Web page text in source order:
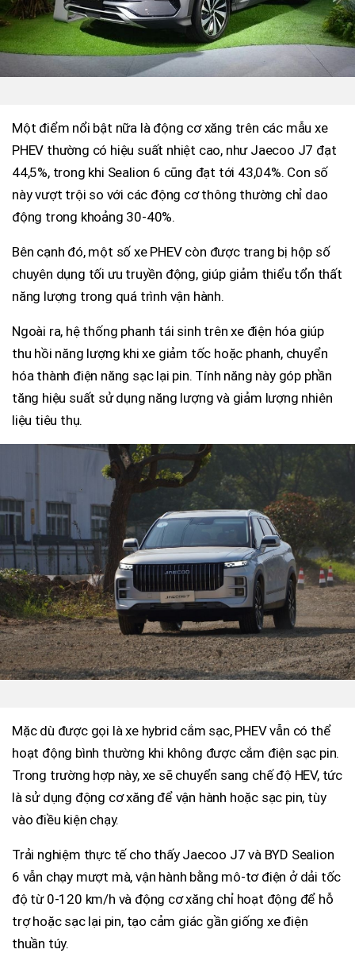
Một điểm nổi bật nữa là động cơ xăng trên các mẫu xe
PHEV thường có hiệu suất nhiệt cao, như Jaecoo J7 đạt
44,5%, trong khi Sealion 6 cũng đạt tới 43,04%. Con số
này vượt trội so với các động cơ thông thường chỉ dao
động trong khoảng 30-40%.
Bên cạnh đó, một số xe PHEV còn được trang bị hộp số
chuyên dụng tối ưu truyền động, giúp giảm thiểu tổn thất
năng lượng trong quá trình vận hành.
Ngoài ra, hệ thống phanh tái sinh trên xe điện hóa giúp
thu hồi năng lượng khi xe giảm tốc hoặc phanh, chuyển
hóa thành điện năng sạc lại pin. Tính năng này góp phần
tăng hiệu suất sử dụng năng lượng và giảm lượng nhiên
liệu tiêu thụ.
Mặc dù được gọi là xe hybrid cắm sạc, PHEV vẫn có thể
hoạt động bình thường khi không được cắm điện sạc pin.
Trong trường hợp này, xe sẽ chuyển sang chế độ HEV, tức
là sử dụng động cơ xăng để vận hành hoặc sạc pin, tùy
vào điều kiện chạy.
Trải nghiệm thực tế cho thấy Jaecoo J7 và BYD Sealion
6 vẫn chạy mượt mà, vận hành bằng mô-tơ điện ở dải tốc
độ từ 0-120 km/h và động cơ xăng chỉ hoạt động để hỗ
trợ hoặc sạc lại pin, tạo cảm giác gần giống xe điện
thuần túy.